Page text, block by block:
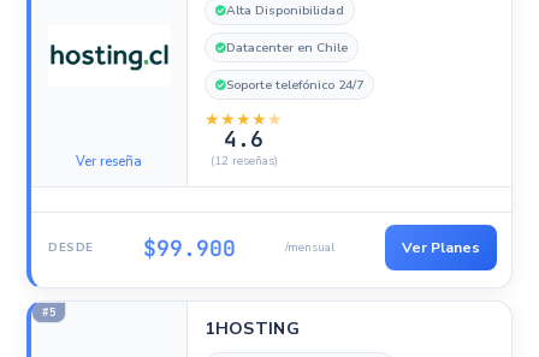
Ver reseña
Alta Disponibilidad
Datacenter en Chile
Soporte telefónico 24/7
★★★★★
4.6
(12 reseñas)
DESDE $99.900 /mensual Ver Planes
#5
1HOSTING